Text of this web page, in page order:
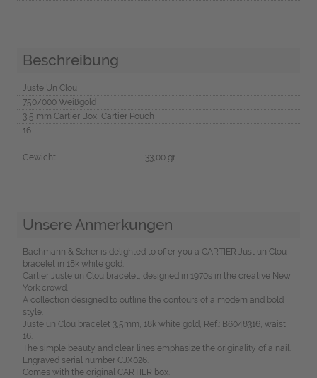
Beschreibung
Juste Un Clou
750/000 Weißgold
3,5 mm Cartier Box, Cartier Pouch
16
Gewicht 33,00 gr
Unsere Anmerkungen
Bachmann & Scher is delighted to offer you a CARTIER Just un Clou
bracelet in 18k white gold.
Cartier Juste un Clou bracelet, designed in 1970s in the creative New
York crowd.
A collection designed to outline the contours of a modern and bold
style.
Juste un Clou bracelet 3,5mm, 18k white gold, Ref.: B6048316, waist
16.
The simple beauty and clear lines emphasize the originality of a nail.
Engraved serial number CJX026.
Comes with the original CARTIER box.